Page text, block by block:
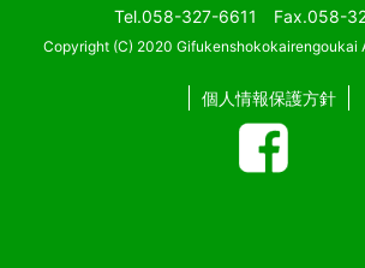
Tel.058-327-6611 Fax.058-
Copyright (C) 2020 Gifukenshokokairengoukai
個人情報保護方針